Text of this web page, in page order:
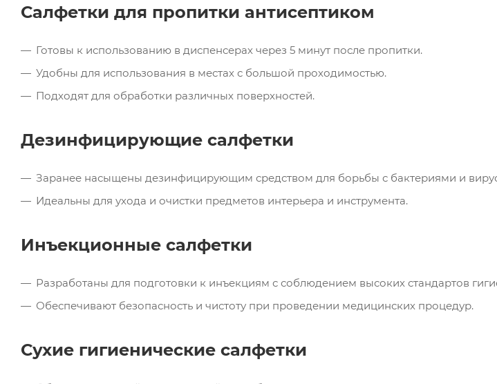
Салфетки для пропитки антисептиком
Готовы к использованию в диспенсерах через 5 минут после пропитки.
Удобны для использования в местах с большой проходимостью.
Подходят для обработки различных поверхностей.
Дезинфицирующие салфетки
Заранее насыщены дезинфицирующим средством для борьбы с бактериями и
Идеальны для ухода и очистки предметов интерьера и инструмента.
Инъекционные салфетки
Разработаны для подготовки к инъекциям с соблюдением высоких стандартов
Обеспечивают безопасность и чистоту при проведении медицинских процедур.
Сухие гигиенические салфетки